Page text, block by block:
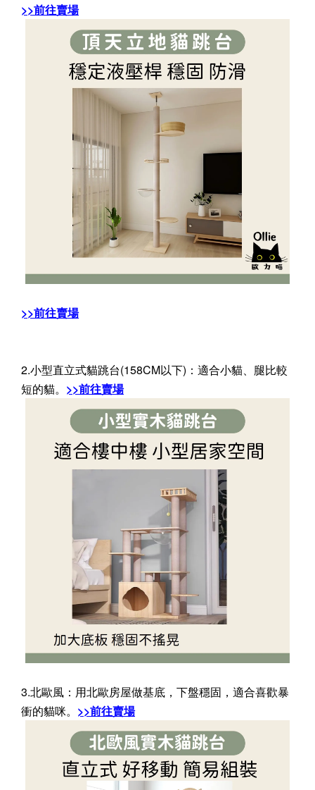
>>前往賣場
>>前往賣場
2.小型直立式貓跳台(158CM以下)：適合小貓、腿比較
短的貓。 >>前往賣場
3.北歐風：用北歐房屋做基底，下盤穩固，適合喜歡暴
衝的貓咪。 >>前往賣場